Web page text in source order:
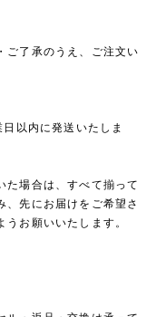
ご了承のうえ、ご注文い
以内に発送いたしま
た場合は、すべて揃って
、先にお届けをご希望さ
お願いいたします。